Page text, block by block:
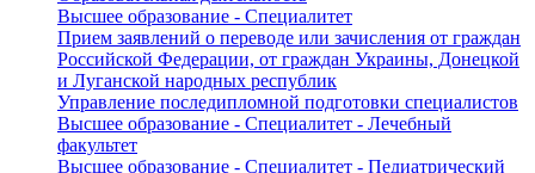
Высшее образование - Специалитет
Прием заявлений о переводе или зачисления от граждан
Российской Федерации, от граждан Украины, Донецкой
и Луганской народных республик
Управление последипломной подготовки специалистов
Высшее образование - Специалитет - Лечебный
факультет
Высшее образование - Специалитет - Педиатрический